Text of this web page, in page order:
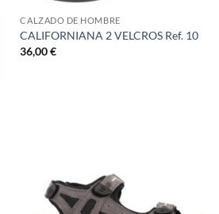
CALZADO DE HOMBRE
CALIFORNIANA 2 VELCROS Ref. 10
36,00€